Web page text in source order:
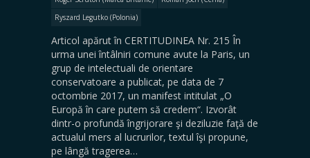
Ryszard Legutko (Polonia)
Articol apărut în CERTITUDINEA Nr. 215 În
urma unei întâlniri comune avute la Paris, un
grup de intelectuali de orientare
conservatoare a publicat, pe data de 7
octombrie 2017, un manifest intitulat „O
Europă în care putem să credem“. Izvorât
dintr-o profundă îngrijorare şi deziluzie faţă de
actualul mers al lucrurilor, textul îşi propune,
pe lângă tragerea…